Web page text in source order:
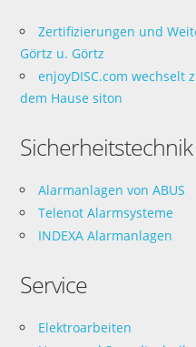
Zertifizierungen und
Görtz u. Görtz
enjoyDISC.com wechselt
dem Hause siton
Sicherheitstechnik
Alarmanlagen von ABUS
Telenot Alarmsysteme
INDEXA Alarmanlagen
Service
Elektroarbeiten